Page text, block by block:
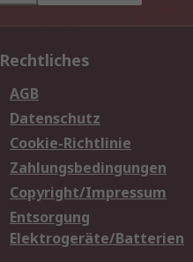
Rechtliches
AGB
Datenschutz
Cookie-Richtlinie
Zahlungsbedingungen
Copyright/Impressum
Entsorgung
Elektrogeräte/Batterien